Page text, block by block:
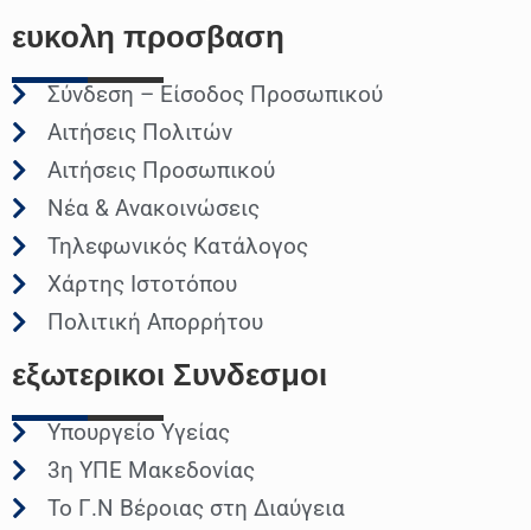
ευκολη προσβαση
Σύνδεση – Είσοδος Προσωπικού
Αιτήσεις Πολιτών
Αιτήσεις Προσωπικού
Νέα & Ανακοινώσεις
Τηλεφωνικός Κατάλογος
Χάρτης Ιστοτόπου
Πολιτική Απορρήτου
εξωτερικοι Συνδεσμοι
Υπουργείο Υγείας
3η ΥΠΕ Μακεδονίας
Το Γ.Ν Βέροιας στη Διαύγεια